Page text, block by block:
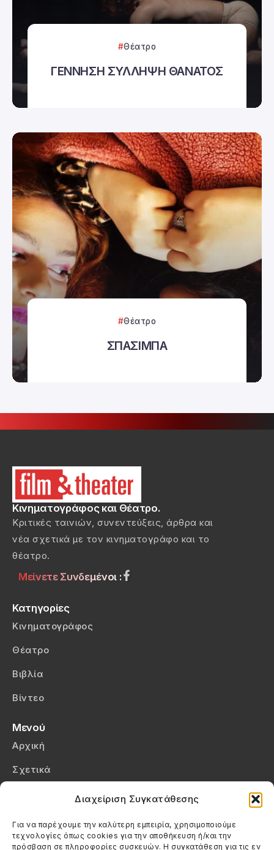
Διαχείριση Συγκατάθεσης
Για να παρέχουμε την καλύτερη εμπειρία, χρησιμοποιούμε
τεχνολογίες όπως cookies για την αποθήκευση ή/και την
πρόσβαση σε πληροφορίες συσκευών. Η συγκατάθεση για τις εν
Θέατρο
ΓΕΝΝΗΣΗ ΣΥΛΛΗΨΗ ΘΑΝΑΤΟΣ
Θέατρο
ΣΠΑΣΙΜΠΑ
Κινηματογράφος και Θέατρο.
Κριτικές ταινιών, συνεντεύξεις, άρθρα και
νέα σχετικά με τον κινηματογράφο και το
θέατρο.
Μείνετε Συνδεμένοι :
Κατηγορίες
Κινηματογράφος
Θέατρο
Βιβλία
Βίντεο
Μενού
Αρχική
Σχετικά
Πολιτική Cookies (ΕΕ)